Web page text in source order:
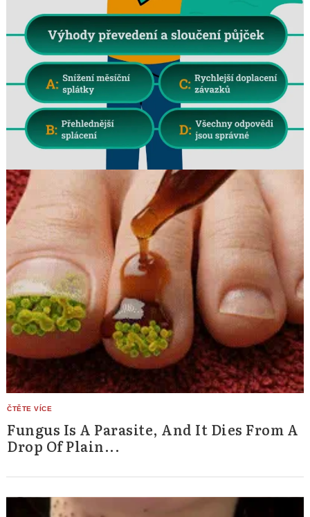
Fungus Is A Parasite, And It Dies From A
Drop Of Plain...